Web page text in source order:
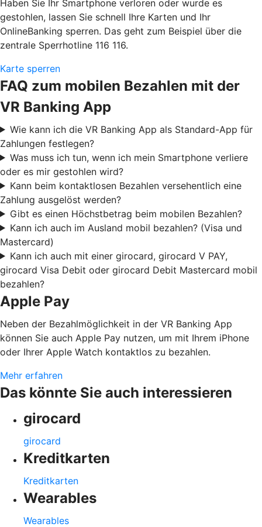
Haben Sie Ihr Smartphone verloren oder wurde es
gestohlen, lassen Sie schnell Ihre Karten und Ihr
OnlineBanking sperren. Das geht zum Beispiel über die
zentrale Sperrhotline 116 116.
Karte sperren
FAQ zum mobilen Bezahlen mit der
VR Banking App
Wie kann ich die VR Banking App als Standard-App für
Zahlungen festlegen?
Was muss ich tun, wenn ich mein Smartphone verliere
oder es mir gestohlen wird?
Kann beim kontaktlosen Bezahlen versehentlich eine
Zahlung ausgelöst werden?
Gibt es einen Höchstbetrag beim mobilen Bezahlen?
Kann ich auch im Ausland mobil bezahlen? (Visa und
Mastercard)
Kann ich auch mit einer girocard, girocard V PAY,
girocard Visa Debit oder girocard Debit Mastercard mobil
bezahlen?
Apple Pay
Neben der Bezahlmöglichkeit in der VR Banking App
können Sie auch Apple Pay nutzen, um mit Ihrem iPhone
oder Ihrer Apple Watch kontaktlos zu bezahlen.
Mehr erfahren
Das könnte Sie auch interessieren
girocard
girocard
Kreditkarten
Kreditkarten
Wearables
Wearables